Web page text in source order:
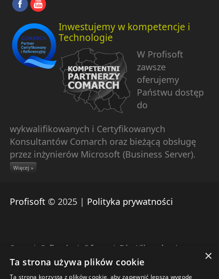
Inwestujemy w kompetencje i
Technologie
W Profisoft
zawsze
oferujemy
Państwu dostęp
do
wykwalifikowanych i Certyfikowanych
Konsultantów Comarch oraz bieżącą obsługę
przez inżynierów Microsoft (Business Server).
Więcej »
Profisoft © 2025 | Polityka prywatności
Start | O firmie | Oferta | Dla Klientów
|
Pomoc zdalna Comarch|Download ×
Ta strona używa plików cookie
Ta strona korzysta z plików cookie, aby zapewnić lepszą wygodę